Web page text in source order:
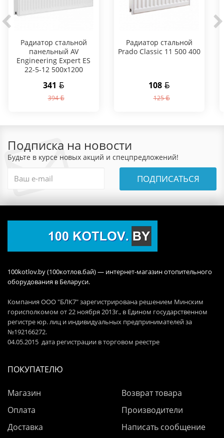
Радиатор стальной
панельный AV
Engineering Expert ES
22-5-12 500х1200
341
394
Радиатор стальной
Prado Classic 11 500 400
108
125
Подписка на новости
Будьте в курсе новых акций и спецпредложений!
ПОДПИСАТЬСЯ
100kotlov.by (100котлов.бай) — интернет-магазин отопительного
оборудования в Беларуси.
Компания ООО "БЛК7" зарегистрирована решением Минским
горисполкомом от 22 ноября 2013г., в Едином государственном
регистре юр. лиц и индивидуальных предпринимателей за
№192166272.
04.05.2015 дата регистрации в торговом реестре
ПОКУПАТЕЛЮ
Магазин
Оплата
Доставка
Возврат товара
Производители
Написать сообщение